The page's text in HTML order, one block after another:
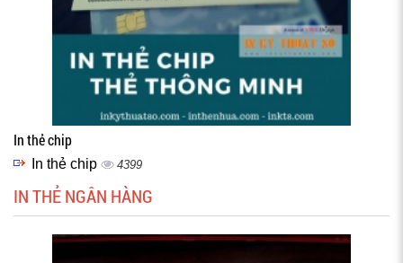
In thẻ chip
In thẻ chip 4399
IN THẺ NGÂN HÀNG